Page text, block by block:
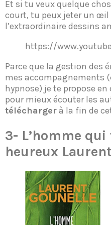
Et si tu veux quelque
court, tu peux jeter un œil
l’extraordinaire dessins
https://
Parce que la gestion des
mes accompagnements
hypnose) je te propose en
pour mieux écouter les
téléchargerà la fin de
3- L’homme
heureux